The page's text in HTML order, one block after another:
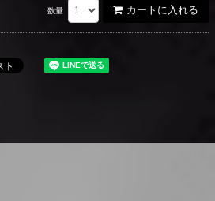
数量 カートに入れる